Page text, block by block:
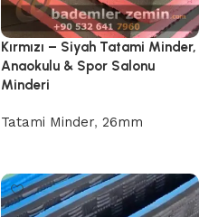
Kırmızı – Siyah Tatami Minder,
Anaokulu & Spor Salonu
Minderi
Tatami Minder, 26mm